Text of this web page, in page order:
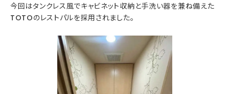
今回はタンクレス風でキャビネット収納と手洗い器を兼ね備えた
TOTOのレストパルを採用されました。